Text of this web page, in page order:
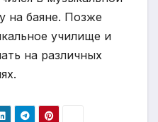
на баяне. Позже
училище и
на различных